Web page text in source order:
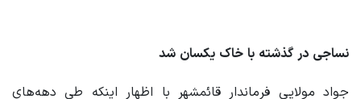
نساجی در گذشته با خاک یکسان شد
جواد مولایی فرماندار قائمشهر با اظهار اینکه طی دهه‌های